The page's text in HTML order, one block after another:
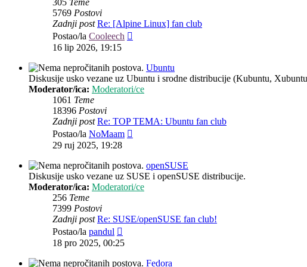
305 Teme
5769 Postovi
Zadnji post Re: [Alpine Linux] fan club
Postao/la Cooleech
16 lip 2026, 19:15
Ubuntu
Diskusije usko vezane uz Ubuntu i srodne distribucije (Kubuntu,
Moderator/ica: Moderatori/ce
1061 Teme
18396 Postovi
Zadnji post Re: TOP TEMA: Ubuntu fan club
Postao/la NoMaam
29 ruj 2025, 19:28
openSUSE
Diskusije usko vezane uz SUSE i openSUSE distribucije.
Moderator/ica: Moderatori/ce
256 Teme
7399 Postovi
Zadnji post Re: SUSE/openSUSE fan club!
Postao/la pandul
post
18 pro 2025, 00:25
Fedora